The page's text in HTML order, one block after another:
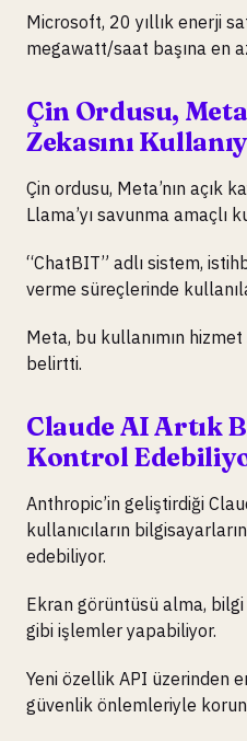
Microsoft, 20 yıllık enerji
megawatt/saat başına en
Çin Ordusu,
Zekasını
Çin ordusu, Meta’nın açık
Llama’yı savunma amaçlı
“ChatBIT” adlı sistem,
verme süreçlerinde
Meta, bu kullanımın
belirtti.
Claude AI Artık
Kontrol
Anthropic’in geliştirdiği
kullanıcıların
edebiliyor.
Ekran görüntüsü alma,
gibi işlemler yapabiliyor.
Yeni özellik API üzerinden
güvenlik önlemleriyle